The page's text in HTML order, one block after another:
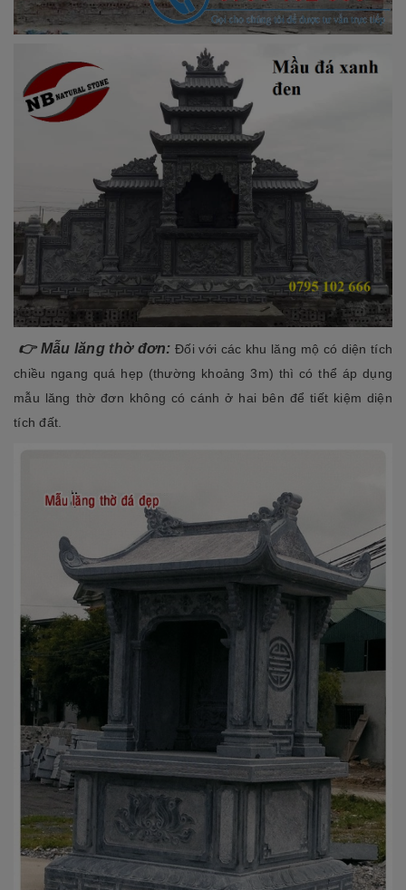
👉 Mẫu lăng thờ đơn: Đối với các khu lăng mộ có diện tích
chiều ngang quá hẹp (thường khoảng 3m) thì có thể áp dụng
mẫu lăng thờ đơn không có cánh ở hai bên để tiết kiệm diện
tích đất.